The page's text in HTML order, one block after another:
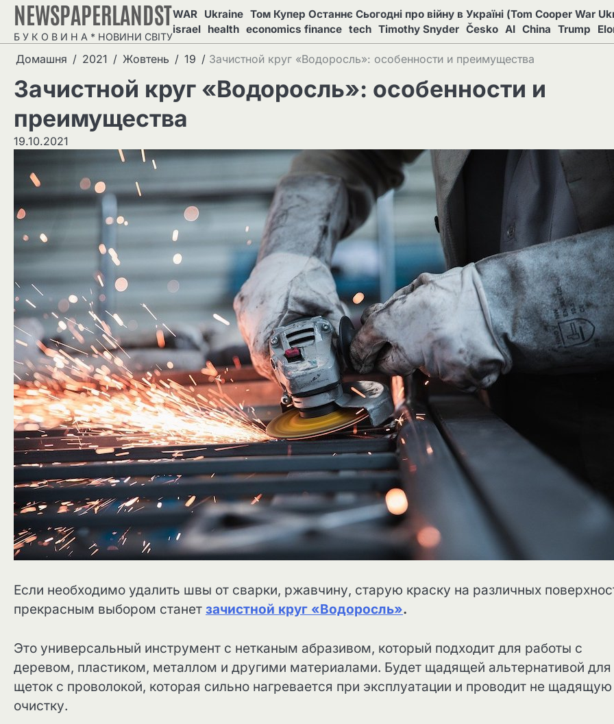
Перейти
вмісту
NEWSPAPERLANDST
Б У К О В И Н А * НОВИНИ СВІТУ
WAR Ukraine Том Купер Останнє Сьогодні про війну в Україні (Tom Cooper War
israel health economics finance tech Timothy Snyder Česko AI China Trump
Домашня 2021 Жовтень 19 Зачистной круг «Водоросль»: особенности и преимущества
Зачистной круг «Водоросль»: особенности и
преимущества
19.10.2021
Если необходимо удалить швы от сварки, ржавчину, старую краску на различных
прекрасным выбором станет зачистной круг «Водоросль».
Это универсальный инструмент с нетканым абразивом, который подходит для работы с
деревом, пластиком, металлом и другими материалами. Будет щадящей альтернативой для
щеток с проволокой, которая сильно нагревается при эксплуатации и проводит не щадящую
очистку.